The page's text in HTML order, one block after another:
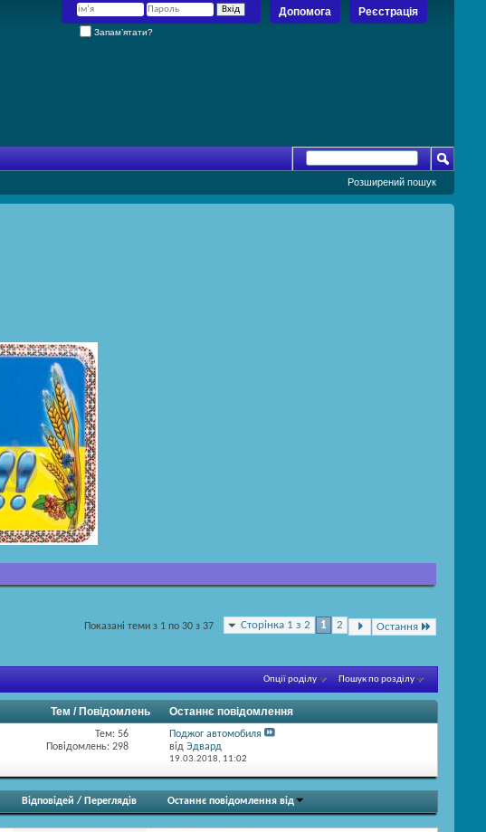
Реєстрація
Допомога
Запам’ятати?
Розширений пошук
Сторінка 1 з 2 1 2 Остання
Показані теми з 1 по 30 з 37
Опції роділу Пошук по розділу
Тем / Повідомлень Останнє повідомлення
Тем: 56
Повідомлень: 298
Поджог автомобиля
від Эдвард
19.03.2018, 11:02
Відповідей / Переглядів Останнє повідомлення від